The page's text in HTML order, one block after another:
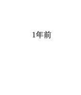
1年前